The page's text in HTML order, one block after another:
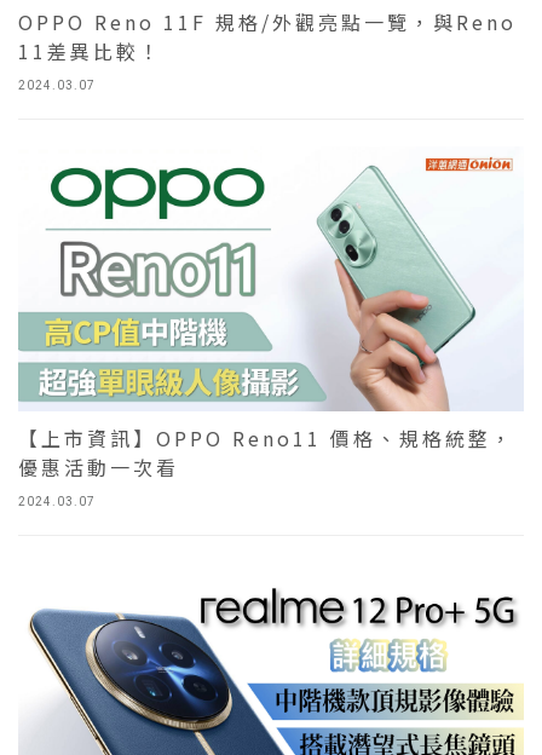
2024.03.07
OPPO Reno 11F 規格/外觀亮點一覽，與Reno
11差異比較！
2024.03.07
【上市資訊】OPPO Reno11 價格、規格統整，
優惠活動一次看